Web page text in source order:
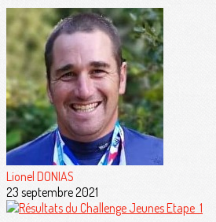
Lionel DONIAS
23 septembre 2021